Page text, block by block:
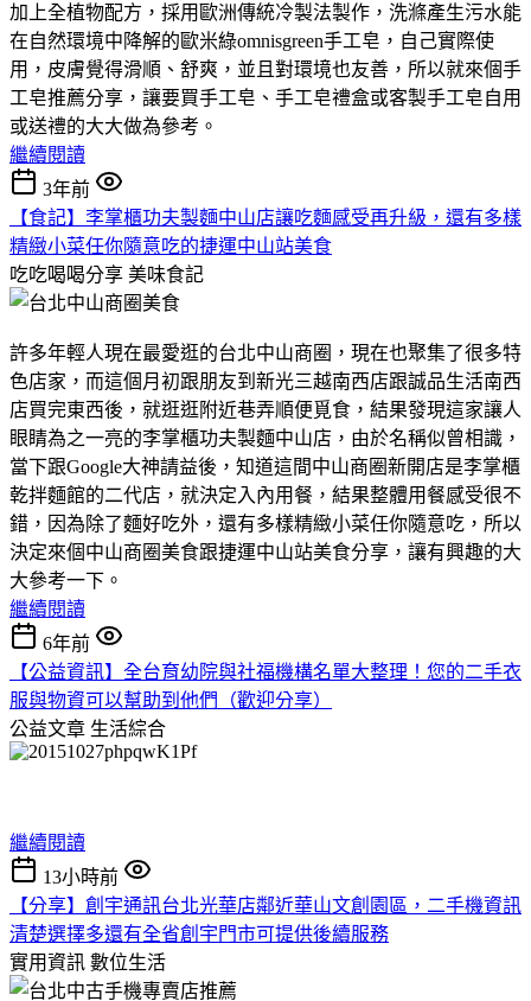
加上全植物配方，採用歐洲傳統冷製法製作，洗滌產生污水能
在自然環境中降解的歐米綠omnisgreen手工皂，自己實際使
用，皮膚覺得滑順、舒爽，並且對環境也友善，所以就來個手
工皂推薦分享，讓要買手工皂、手工皂禮盒或客製手工皂自用
或送禮的大大做為參考。
繼續閱讀
3年前
【食記】李掌櫃功夫製麵中山店讓吃麵感受再升級，還有多樣
精緻小菜任你隨意吃的捷運中山站美食
吃吃喝喝分享 美味食記
許多年輕人現在最愛逛的台北中山商圈，現在也聚集了很多特
色店家，而這個月初跟朋友到新光三越南西店跟誠品生活南西
店買完東西後，就逛逛附近巷弄順便覓食，結果發現這家讓人
眼睛為之一亮的李掌櫃功夫製麵中山店，由於名稱似曾相識，
當下跟Google大神請益後，知道這間中山商圈新開店是李掌櫃
乾拌麵館的二代店，就決定入內用餐，結果整體用餐感受很不
錯，因為除了麵好吃外，還有多樣精緻小菜任你隨意吃，所以
決定來個中山商圈美食跟捷運中山站美食分享，讓有興趣的大
大參考一下。
繼續閱讀
6年前
【公益資訊】全台育幼院與社福機構名單大整理！您的二手衣
服與物資可以幫助到他們（歡迎分享）
公益文章 生活綜合
繼續閱讀
13小時前
【分享】創宇通訊台北光華店鄰近華山文創園區，二手機資訊
清楚選擇多還有全省創宇門市可提供後續服務
實用資訊 數位生活